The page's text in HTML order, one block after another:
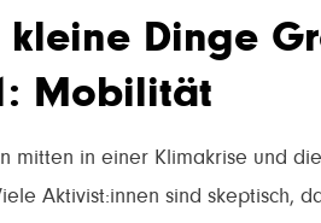
kleine Dinge
Mobilität
mitten in einer Klimakrise und
Aktivist:innen sind skeptisch,